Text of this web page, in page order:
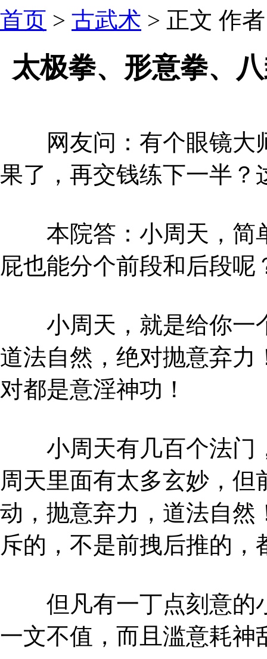
首页 > 古武术 > 正文 作
太极拳、形意拳、
网友问：有个眼镜大
果了，再交钱练下一半？
本院答：小周天，简
屁也能分个前段和后段呢
小周天，就是给你一
道法自然，绝对抛意弃力
对都是意淫神功！
小周天有几百个法门
周天里面有太多玄妙，
动，抛意弃力，道法自然
斥的，不是前拽后推的
但凡有一丁点刻意的
一文不值，而且滥意耗神